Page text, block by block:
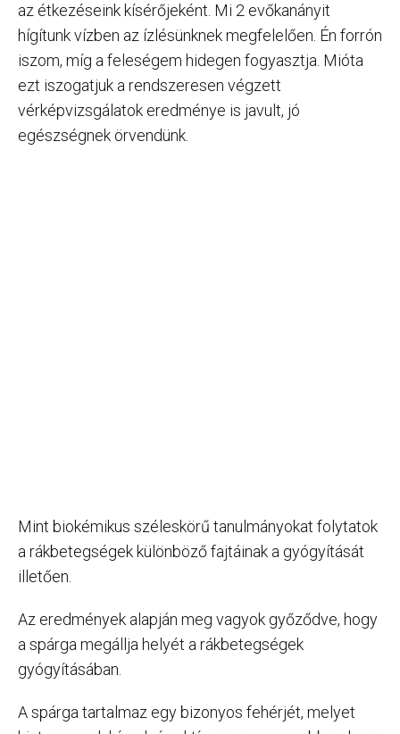
az étkezéseink kísérőjeként. Mi 2 evőkanányit
hígítunk vízben az ízlésünknek megfelelően. Én forrón
iszom, míg a feleségem hidegen fogyasztja. Mióta
ezt iszogatjuk a rendszeresen végzett
vérképvizsgálatok eredménye is javult, jó
egészségnek örvendünk.
Mint biokémikus széleskörű tanulmányokat folytatok
a rákbetegségek különböző fajtáinak a gyógyítását
illetően.
Az eredmények alapján meg vagyok győződve, hogy
a spárga megállja helyét a rákbetegségek
gyógyításában.
A spárga tartalmaz egy bizonyos fehérjét, melyet